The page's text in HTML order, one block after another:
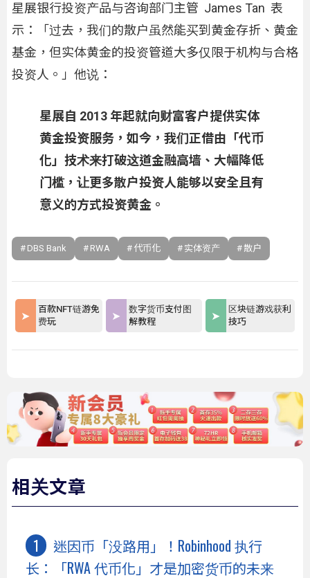
星展银行投资产品与咨询部门主管 James Tan 表
示：「过去，我们的散户虽然能买到黄金存折、黄金
基金，但实体黄金的投资管道大多仅限于机构与合格
投资人。」他说：
星展自 2013 年起就向财富客户提供实体
黄金投资服务，如今，我们正借由「代币
化」技术来打破这道金融高墙、大幅降低
门槛，让更多散户投资人能够以安全且有
意义的方式投资黄金。
DBS Bank RWA 代币化 实体资产 散户
百款NFT链游免
费玩
数字货币支付图
解教程
区块链游戏获利
技巧
相关文章
迷因币「没路用」！Robinhood 执行
长：「RWA 代币化」才是加密货币的未来